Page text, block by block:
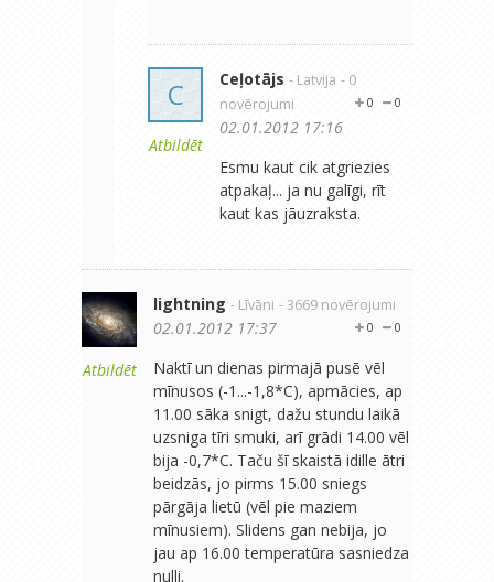
C
Atbildēt
Ceļotājs - Latvija - 0
novērojumi
0
0
02.01.2012 17:16
Esmu kaut cik atgriezies
atpakaļ... ja nu galīgi, rīt
kaut kas jāuzraksta.
Atbildēt
lightning - Līvāni - 3669 novērojumi
0
0
02.01.2012 17:37
Naktī un dienas pirmajā pusē vēl
mīnusos (-1...-1,8*C), apmācies, ap
11.00 sāka snigt, dažu stundu laikā
uzsniga tīri smuki, arī grādi 14.00 vēl
bija -0,7*C. Taču šī skaistā idille ātri
beidzās, jo pirms 15.00 sniegs
pārgāja lietū (vēl pie maziem
mīnusiem). Slidens gan nebija, jo
jau ap 16.00 temperatūra sasniedza
nulli.